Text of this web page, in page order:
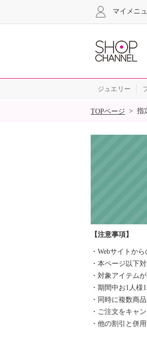
マイメニ
ジュエリー
SALE
TOPページ > 指
【注意事項】
・Webサイトか
・本ページ以下
・対象アイテム
・期間中お1人様
・同時に複数商
・ご注文をキャ
・他の割引と併